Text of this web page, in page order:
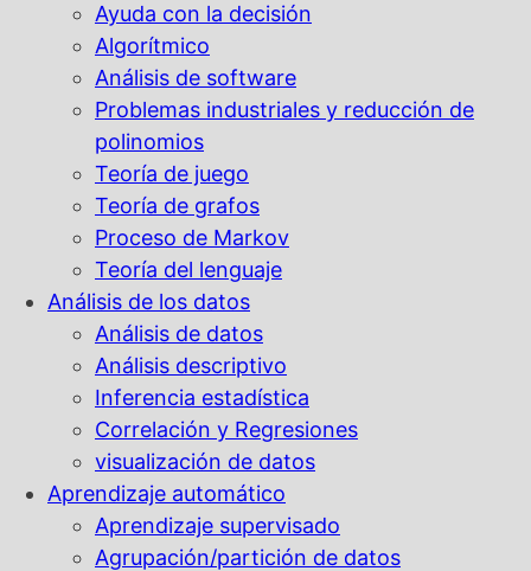
Ayuda con la decisión
Algorítmico
Análisis de software
Problemas industriales y reducción de
polinomios
Teoría de juego
Teoría de grafos
Proceso de Markov
Teoría del lenguaje
Análisis de los datos
Análisis de datos
Análisis descriptivo
Inferencia estadística
Correlación y Regresiones
visualización de datos
Aprendizaje automático
Aprendizaje supervisado
Agrupación/partición de datos